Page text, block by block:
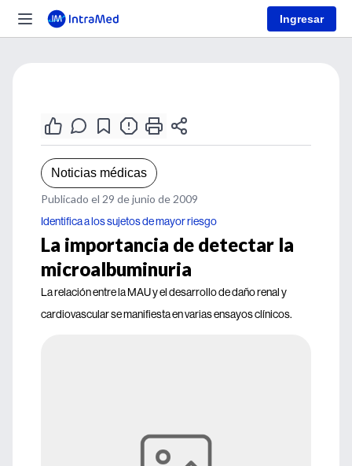
Ingresar
Noticias médicas
Publicado el 29 de junio de 2009
Identifica a los sujetos de mayor riesgo
La importancia de detectar la
microalbuminuria
La relación entre la MAU y el desarrollo de daño renal y
cardiovascular se manifiesta en varias ensayos clínicos.